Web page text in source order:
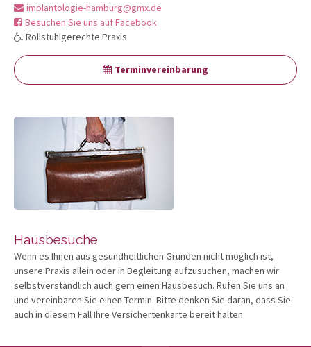
implantologie-hamburg@gmx.de
Besuchen Sie uns auf Facebook
Rollstuhlgerechte Praxis
Terminvereinbarung
Hausbesuche
Wenn es Ihnen aus gesundheitlichen Gründen nicht möglich ist,
unsere Praxis allein oder in Begleitung aufzusuchen, machen wir
selbstverständlich auch gern einen Hausbesuch. Rufen Sie uns an
und vereinbaren Sie einen Termin. Bitte denken Sie daran, dass Sie
auch in diesem Fall Ihre Versichertenkarte bereit halten.